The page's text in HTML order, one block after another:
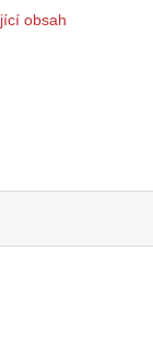
obsah